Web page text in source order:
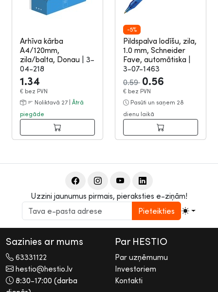
Arhīva kārba
A4/120mm,
zila/balta, Donau
3-
04-218
1.34
€ bez PVN
Noliktavā 27 | Ātrā
piegāde
-5%
Pildspalva lodīšu, zila,
1.0 mm, Schneider
Fave, automātiska
3-07-1463
0.59 0.56
€ bez PVN
Pasūti un saņem 28
dienu laikā
Uzzini jaunumus pirmais, pieraksties e-ziņām!
Pieteikties
Sazinies ar mums
63331122
hestio@hestio.lv
8:30-17:00 (darba
Par HESTIO
Par uzņēmumu
Investoriem
Kontakti